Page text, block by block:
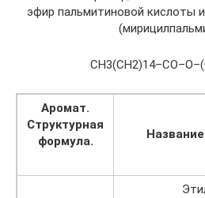
эфир пальмитиновой кислоты
Аромат.
Структурная
формула.